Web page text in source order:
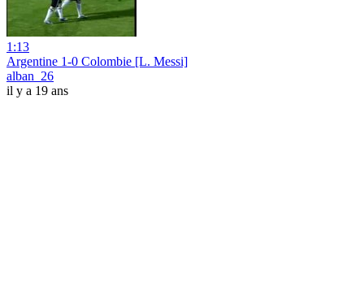
1:13
Argentine 1-0 Colombie [L. Messi]
alban_26
il y a 19 ans